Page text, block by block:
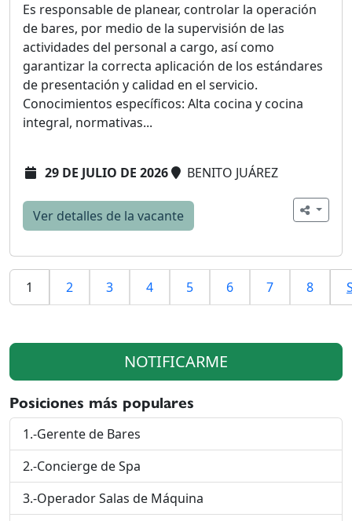
Es responsable de planear, controlar la operación
de bares, por medio de la supervisión de las
actividades del personal a cargo, así como
garantizar la correcta aplicación de los estándares
de presentación y calidad en el servicio.
Conocimientos específicos: Alta cocina y cocina
integral, normativas...
29 DE JULIO DE 2026 BENITO JUÁREZ
Ver detalles de la vacante
1 2 3 4 5 6 7 8
NOTIFICARME
Posiciones más populares
1.-Gerente de Bares
2.-Concierge de Spa
3.-Operador Salas de Máquina